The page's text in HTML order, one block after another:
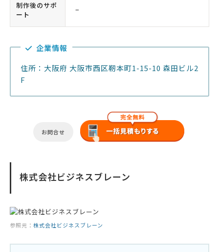
制作後のサポ
ート
−
企業情報
住所：大阪府 大阪市西区靭本町1-15-10 森田ビル2
F
お問合せ
株式会社ビジネスブレーン
参照元： 株式会社ビジネスブレーン